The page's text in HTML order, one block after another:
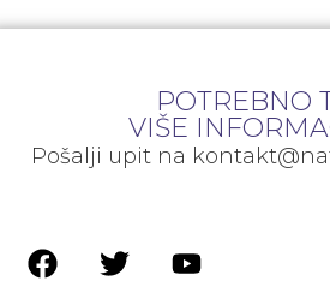
POTREBNO
VIŠE
Pošalji upit na